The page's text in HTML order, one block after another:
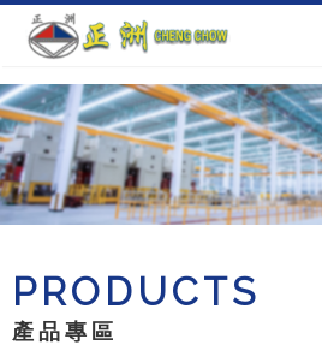
PRODUCTS
產品專區